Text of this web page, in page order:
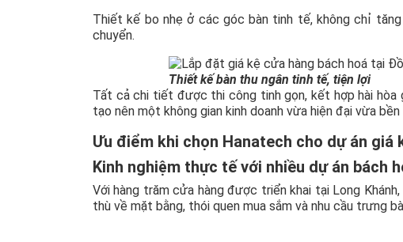
Thiết kế bo nhẹ ở các góc bàn tinh tế, không chỉ
chuyển.
Thiết kế bàn thu ngân tinh tế, tiện lợi
Tất cả chi tiết được thi công tinh gọn, kết hợp hài hòa
tạo nên một không gian kinh doanh vừa hiện đại vừa
Ưu điểm khi chọn Hanatech cho dự án giá
Kinh nghiệm thực tế với nhiều dự án bách
Với hàng trăm cửa hàng được triển khai tại Long
thù về mặt bằng, thói quen mua sắm và nhu cầu trưng